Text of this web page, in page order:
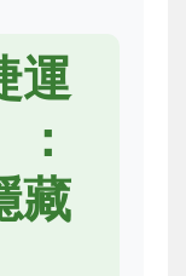
運
藏